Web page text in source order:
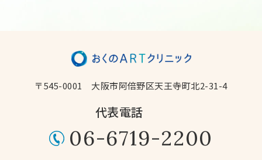
〒545-0001 大阪市阿倍野区天王寺町北2-31-4
代表電話
06-6719-2200